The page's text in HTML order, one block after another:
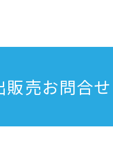
販売お問合せ